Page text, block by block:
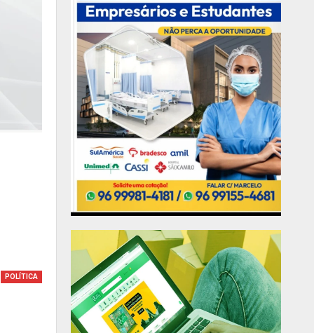
POLÍTICA